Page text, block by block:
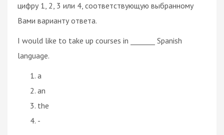
цифру 1, 2, 3 или 4, соответствующую выбранному
Вами варианту ответа.
I would like to take up courses in _______ Spanish
language.
a
an
the
-